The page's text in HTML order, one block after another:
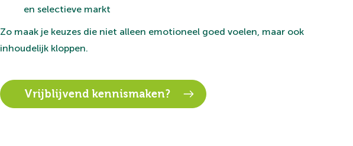
en selectieve markt
Zo maak je keuzes die niet alleen emotioneel goed voelen, maar ook
inhoudelijk kloppen.
Vrijblijvend kennismaken?